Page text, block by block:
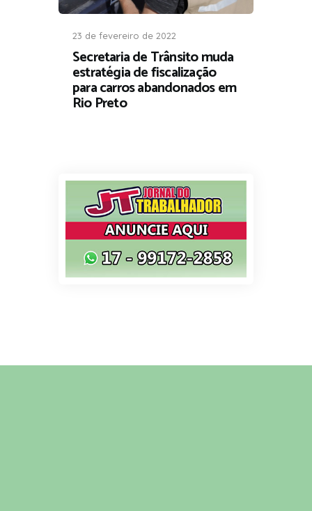
23 de fevereiro de 2022
Secretaria de Trânsito muda
estratégia de fiscalização
para carros abandonados em
Rio Preto